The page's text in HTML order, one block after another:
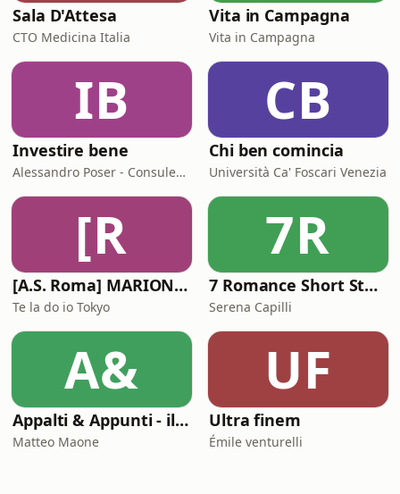
Sala D'Attesa
CTO Medicina Italia
Vita in Campagna
Vita in Campagna
IB
Investire bene
Alessandro Poser - Consulente Finanziario Fineco
CB
Chi ben comincia
Università Ca' Foscari Venezia
[R
[A.S. Roma] MARIONE - Il portale della ControInformazione GialloRossa
Te la do io Tokyo
7R
7 Romance Short Stories in Italian (Graded Reader for Intermediate Learners (CEFR B1-B2)
Serena Capilli
A&
Appalti & Appunti - il procurement spiegato da chi lo vive
Matteo Maone
UF
Ultra finem
Émile venturelli